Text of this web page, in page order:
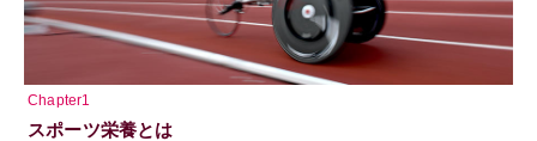
Chapter1
スポーツ栄養とは